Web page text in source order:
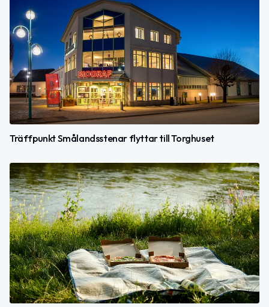
Träffpunkt Smålandsstenar flyttar till Torghuset